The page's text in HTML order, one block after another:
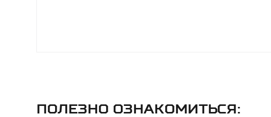
Полезно ознакомиться: